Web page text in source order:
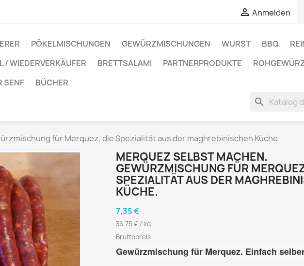
 Anmelden
PÖKELMISCHUNGEN GEWÜRZMISCHUNGEN WURST BBQ
/ WIEDERVERKÄUFER
BRETTSALAMI PARTNERPRODUKTE
SENF
BÜCHER
search
für Merquez, die Spezialität aus der maghrebinischen Küche.
MERQUEZ SELBST MACHEN.
GEWÜRZMISCHUNG FÜR
SPEZIALITÄT AUS DER
KÜCHE.
7,35 €
36,75 € / kg
Bruttopreis
Gewürzmischung für Merquez. Einfach